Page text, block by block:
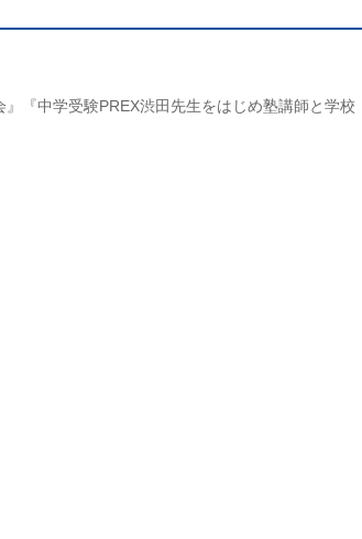
『中学受験PREX渋田先生をはじめ塾講師と学校